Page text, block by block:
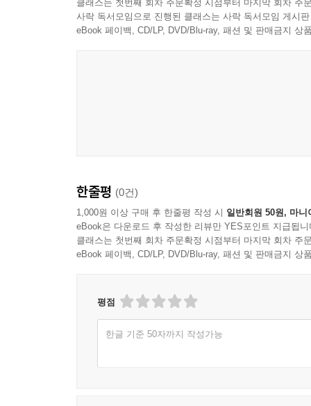
클래스는 첫번째 회차 주문확정 시점부터 마지막 회차 주
사락 독서모임으로 진행된 클래스는 사락 독서모임 게시
eBook 페이백, CD/LP, DVD/Blu-ray, 패션 및 판매금지 상
한줄평 (0건)
1,000원 이상 구매 후 한줄평 작성 시 일반회원 50원, 마니
eBook은 다운로드 후 작성한 리뷰만 YES포인트 지급됩니
클래스는 첫번째 회차 주문확정 시점부터 마지막 회차 주
eBook 페이백, CD/LP, DVD/Blu-ray, 패션 및 판매금지 상
평점
한글 기준 50자까지 작성가능